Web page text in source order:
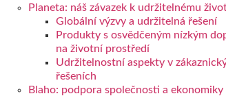
Planeta: náš závazek k udržitelnému
Globální výzvy a udržitelná řešení
Produkty s osvědčeným nízkým
na životní prostředí
Udržitelnostní aspekty v
řešeních
Blaho: podpora společnosti a ekonomiky